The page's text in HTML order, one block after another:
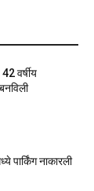
वर्षीय
पार्किंग नाकारली